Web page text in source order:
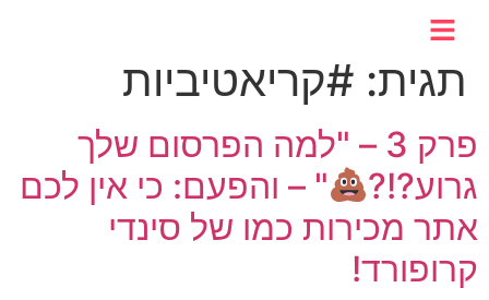
תגית: #קריאטיביות
פרק 3 – "למה הפרסום שלך
גרוע?!?
" – והפעם: כי אין לכם
אתר מכירות כמו של סינדי
קרופורד!